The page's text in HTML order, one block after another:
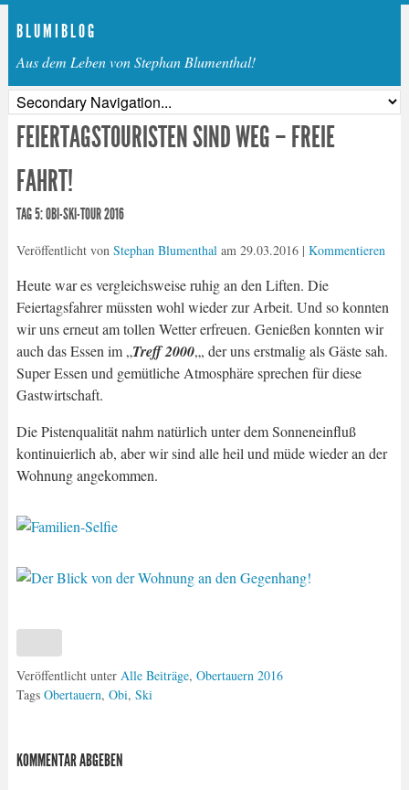
B L U M I B L O G
Aus dem Leben von Stephan Blumenthal!
FEIERTAGSTOURISTEN SIND WEG – FREIE
FAHRT!
TAG 5: OBI-SKI-TOUR 2016
Veröffentlicht von Stephan Blumenthalam 29.03.2016| Kommentieren
Heute war es vergleichsweise ruhig an den Liften. Die
Feiertagsfahrer müssten wohl wieder zur Arbeit. Und so konnten
wir uns erneut am tollen Wetter erfreuen. Genießen konnten wir
auch das Essen im „Treff 2000„, der uns erstmalig als Gäste sah.
Super Essen und gemütliche Atmosphäre sprechen für diese
Gastwirtschaft.
Die Pistenqualität nahm natürlich unter dem Sonneneinfluß
kontinuierlich ab, aber wir sind alle heil und müde wieder an der
Wohnung angekommen.
Veröffentlicht unter Alle Beiträge, Obertauern 2016
Tags Obertauern, Obi, Ski
KOMMENTAR ABGEBEN